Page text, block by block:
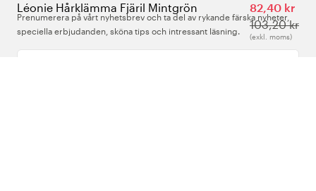
Léonie Hårklämma Fjäril Mintgrön
82,40 kr
103,20 kr
(exkl. moms)
Prenumerera på vårt nyhetsbrev och ta del av rykande färska nyheter,
speciella erbjudanden, sköna tips och intressant läsning.
Ange din e-postadress